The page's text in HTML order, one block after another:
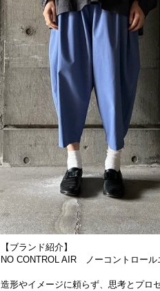
【ブランド紹介】
NO CONTROL AIR ノーコントロール
造形やイメージに頼らず、思考とプロ